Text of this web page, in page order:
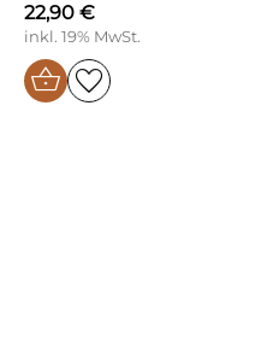
22,90 €
inkl. 19% MwSt.